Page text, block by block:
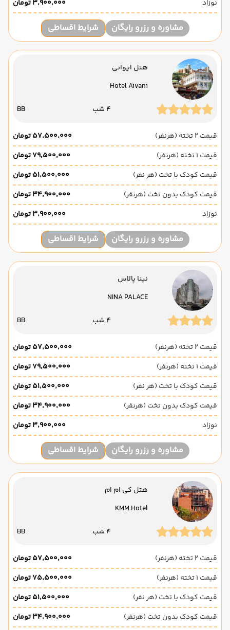
نوزاد ۳٬۹۰۰٬۰۰۰ تومان
مشاوره و رزرو رایگان شرایط اقساطی
هتل ایوانی
Hotel Aivani
4 شب BB
قیمت 2 تخته (هرنفر)
۵۷٬۵۰۰٬۰۰۰ تومان
قیمت 1 تخته (هرنفر)
۷۹٬۵۰۰٬۰۰۰ تومان
قیمت کودک با تخت (هر نفر)
۵۱٬۵۰۰٬۰۰۰ تومان
قیمت کودک بدون تخت (هرنفر)
۳۴٬۹۰۰٬۰۰۰ تومان
نوزاد
۳٬۹۰۰٬۰۰۰ تومان
مشاوره و رزرو رایگان شرایط اقساطی
نینا پالاس
NINA PALACE
4 شب BB
قیمت 2 تخته (هرنفر)
۵۷٬۵۰۰٬۰۰۰ تومان
قیمت 1 تخته (هرنفر)
۷۹٬۵۰۰٬۰۰۰ تومان
قیمت کودک با تخت (هر نفر)
۵۱٬۵۰۰٬۰۰۰ تومان
قیمت کودک بدون تخت (هرنفر)
۳۴٬۹۰۰٬۰۰۰ تومان
نوزاد
۳٬۹۰۰٬۰۰۰ تومان
مشاوره و رزرو رایگان شرایط اقساطی
هتل کی ام ام
KMM Hotel
4 شب BB
قیمت 2 تخته (هرنفر)
۵۷٬۵۰۰٬۰۰۰ تومان
قیمت 1 تخته (هرنفر)
۷۵٬۵۰۰٬۰۰۰ تومان
قیمت کودک با تخت (هر نفر)
۵۱٬۵۰۰٬۰۰۰ تومان
قیمت کودک بدون تخت (هرنفر)
۳۴٬۹۰۰٬۰۰۰ تومان